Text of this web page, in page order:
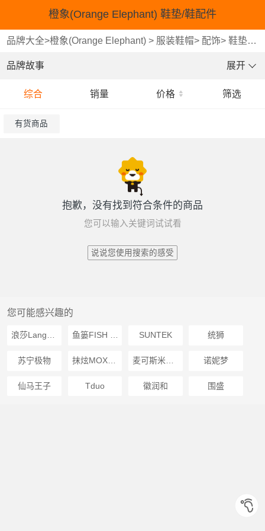
橙象(Orange Elephant) 鞋垫/鞋配件
品牌大全>橙象(Orange Elephant) > 服装鞋帽> 配饰>鞋垫/鞋配件
品牌故事 展开
综合 销量 价格 筛选
有货商品
抱歉，没有找到符合条件的商品
您可以输入关键词试试看
说说您使用搜索的感受
您可能感兴趣的
SUNTEK 统狮
苏宁极物 抹炫MOXUAN 麦可斯米娅MOXA MILLYA 诺妮梦
仙马王子 Tduo 徽润和 围盛